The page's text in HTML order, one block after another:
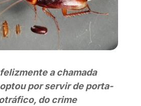
a chamada
por servir de porta-
do crime